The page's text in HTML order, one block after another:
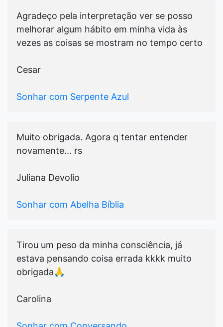
Agradeço pela interpretação ver se posso
melhorar algum hábito em minha vida às
vezes as coisas se mostram no tempo certo
Cesar
Sonhar com Serpente Azul
Muito obrigada. Agora q tentar entender
novamente... rs
Juliana Devolio
Sonhar com Abelha Bíblia
Tirou um peso da minha consciência, já
estava pensando coisa errada kkkk muito
obrigada🙏
Carolina